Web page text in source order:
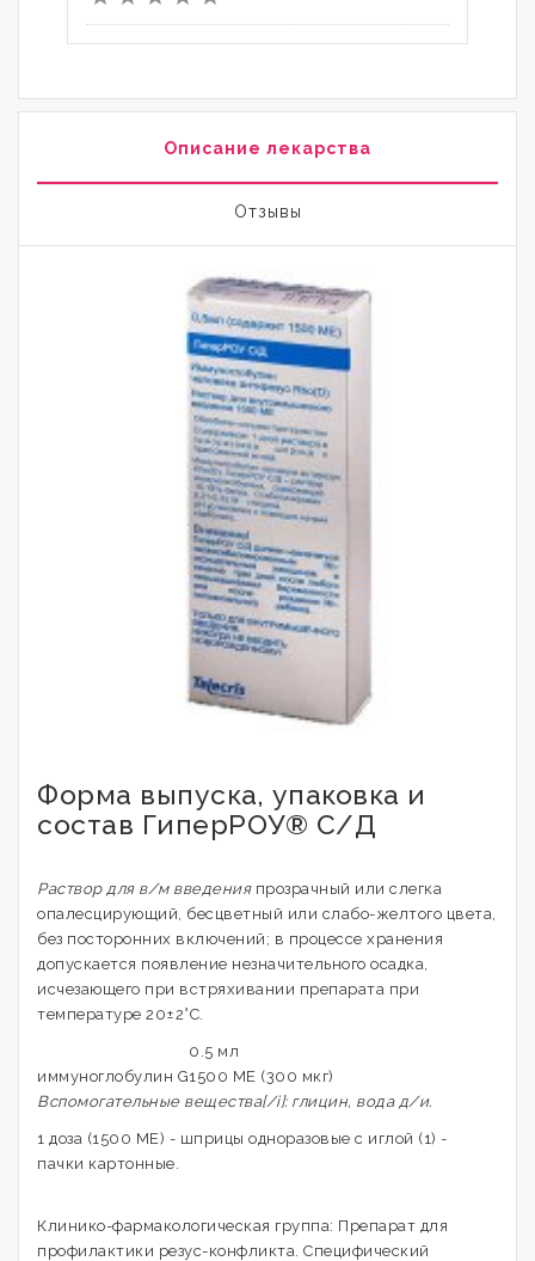
Описание лекарства
Отзывы
Форма выпуска, упаковка и
состав ГиперРОУ® С/Д
Раствор для в/м введенияпрозрачный или слегка
опалесцирующий, бесцветный или слабо-желтого цвета,
без посторонних включений; в процессе хранения
допускается появление незначительного осадка,
исчезающего при встряхивании препарата при
температуре 20±2°C.
0.5 мл
иммуноглобулин G1500 МЕ (300 мкг)
Вспомогательные вещества[/i]: глицин, вода д/и.
1 доза (1500 МЕ) - шприцы одноразовые с иглой (1) -
пачки картонные.
Клинико-фармакологическая группа: Препарат для
профилактики резус-конфликта. Специфический